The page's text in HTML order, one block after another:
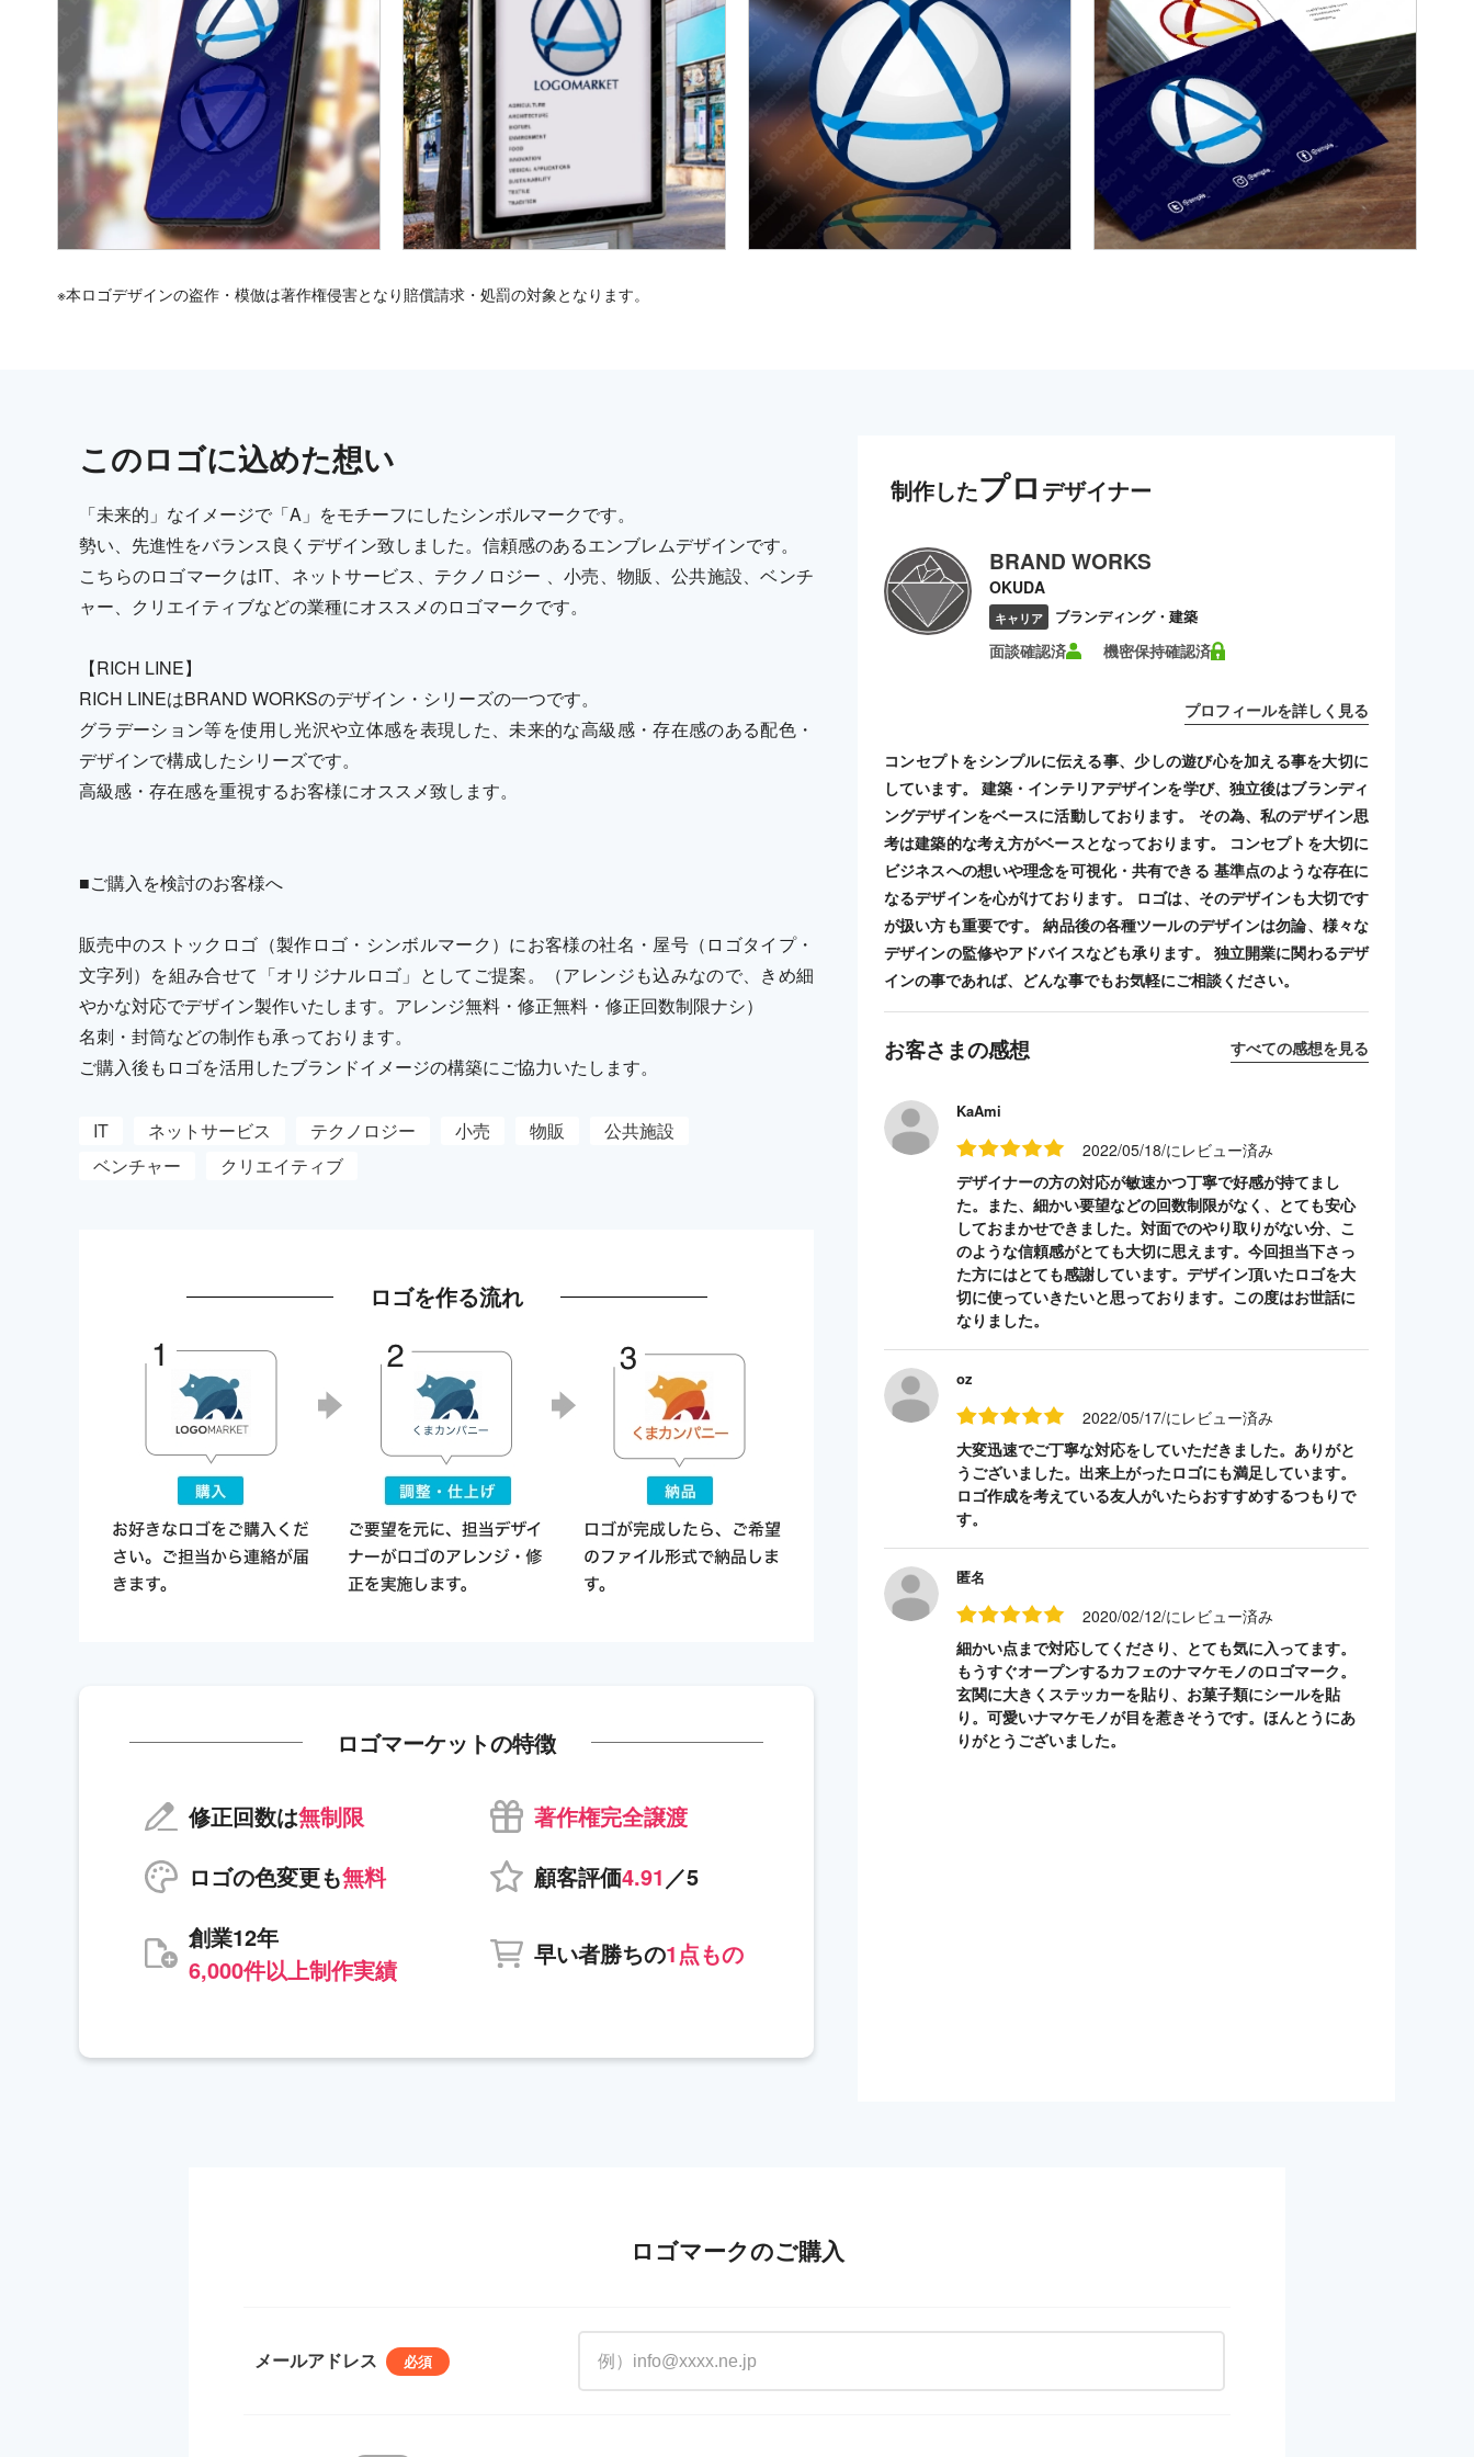
※本ロゴデザインの盗作・模倣は著作権侵害となり賠償請求・処罰の対象となります。
このロゴに込めた想い
「未来的」なイメージで「A」をモチーフにしたシンボルマークです。
勢い、先進性をバランス良くデザイン致しました。信頼感のあるエンブレムデザインです。
こちらのロゴマークはIT、ネットサービス、テクノロジー 、小売、物販、公共施設、ベンチ
ャー、クリエイティブなどの業種にオススメのロゴマークです。
【RICH LINE】
RICH LINEはBRAND WORKSのデザイン・シリーズの一つです。
グラデーション等を使用し光沢や立体感を表現した、未来的な高級感・存在感のある配色・
デザインで構成したシリーズです。
高級感・存在感を重視するお客様にオススメ致します。
■ご購入を検討のお客様へ
販売中のストックロゴ（製作ロゴ・シンボルマーク）にお客様の社名・屋号（ロゴタイプ・
文字列）を組み合せて「オリジナルロゴ」としてご提案。（アレンジも込みなので、きめ細
やかな対応でデザイン製作いたします。アレンジ無料・修正無料・修正回数制限ナシ）
名刺・封筒などの制作も承っております。
ご購入後もロゴを活用したブランドイメージの構築にご協力いたします。
IT ネットサービス テクノロジー 小売 物販
公共施設
ベンチャー
クリエイティブ
ロゴを作る流れ
ロゴマーケットの特徴
修正回数は無制限
著作権完全譲渡
ロゴの色変更も無料 顧客評価4.91 ／5
創業12年
6,000件以上制作実績
早い者勝ちの1点もの
制作したプロ デザイナー
BRAND WORKS
OKUDA
キャリア ブランディング・建築
面談確認済 機密保持確認済
プロフィールを詳しく見る
コンセプトをシンプルに伝える事、少しの遊び心を加える事を大切に
しています。 建築・インテリアデザインを学び、独立後はブランディ
ングデザインをベースに活動しております。 その為、私のデザイン思
考は建築的な考え方がベースとなっております。 コンセプトを大切に
ビジネスへの想いや理念を可視化・共有できる 基準点のような存在に
なるデザインを心がけております。 ロゴは、そのデザインも大切です
が扱い方も重要です。 納品後の各種ツールのデザインは勿論、様々な
デザインの監修やアドバイスなども承ります。 独立開業に関わるデザ
インの事であれば、どんな事でもお気軽にご相談ください。
お客さまの感想 すべての感想を見る
KaAmi
2022/05/18/にレビュー済み
デザイナーの方の対応が敏速かつ丁寧で好感が持てまし
た。また、細かい要望などの回数制限がなく、とても安心
しておまかせできました。対面でのやり取りがない分、こ
のような信頼感がとても大切に思えます。今回担当下さっ
た方にはとても感謝しています。デザイン頂いたロゴを大
切に使っていきたいと思っております。この度はお世話に
なりました。
oz
2022/05/17/にレビュー済み
大変迅速でご丁寧な対応をしていただきました。ありがと
うございました。出来上がったロゴにも満足しています。
ロゴ作成を考えている友人がいたらおすすめするつもりで
す。
匿名
2020/02/12/にレビュー済み
細かい点まで対応してくださり、とても気に入ってます。
もうすぐオープンするカフェのナマケモノのロゴマーク。
玄関に大きくステッカーを貼り、お菓子類にシールを貼
り。可愛いナマケモノが目を惹きそうです。ほんとうにあ
りがとうございました。
ロゴマークのご購入
メールアドレス